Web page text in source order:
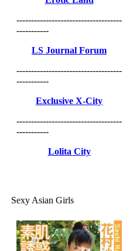
------------------------------------
-----------
LS Journal Forum
------------------------------------
-----------
Exclusive X-City
------------------------------------
-----------
Lolita City
Sexy Asian Girls